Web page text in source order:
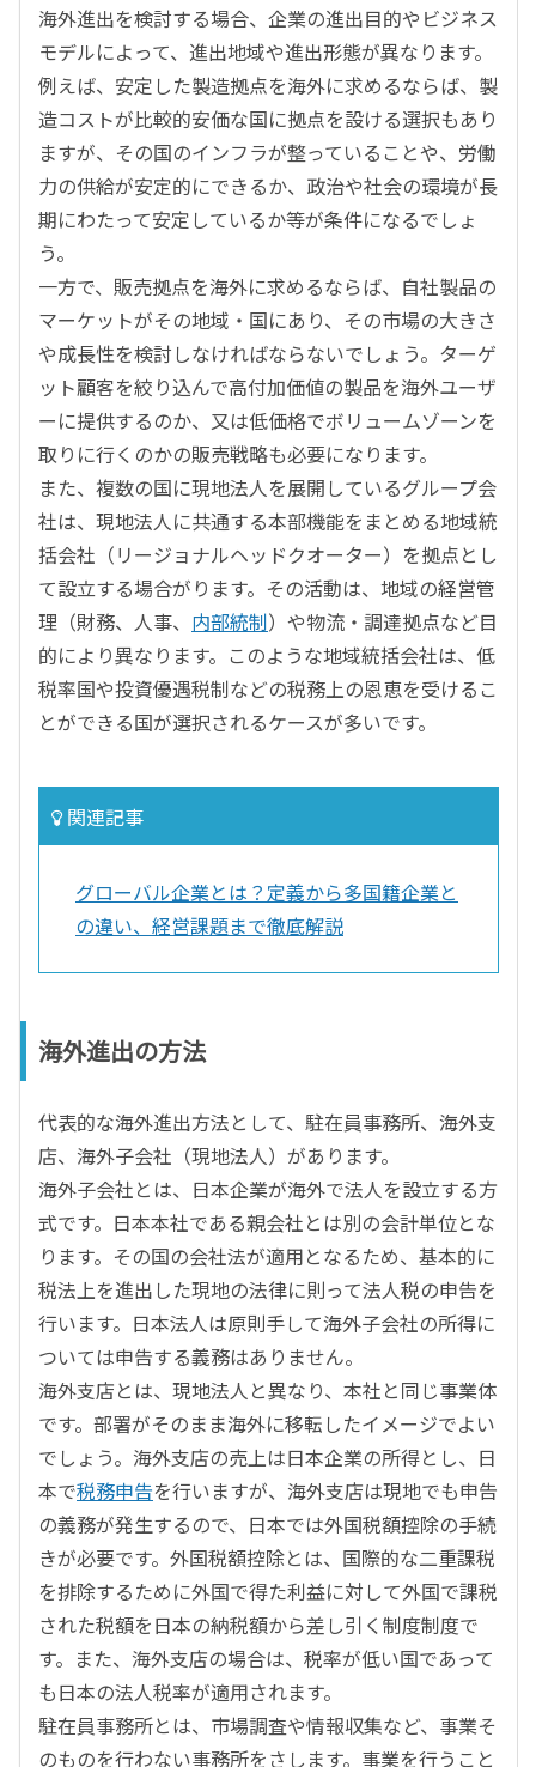
海外進出を検討する場合、企業の進出目的やビジネス
モデルによって、進出地域や進出形態が異なります。
例えば、安定した製造拠点を海外に求めるならば、製
造コストが比較的安価な国に拠点を設ける選択もあり
ますが、その国のインフラが整っていることや、労働
力の供給が安定的にできるか、政治や社会の環境が長
期にわたって安定しているか等が条件になるでしょ
う。
一方で、販売拠点を海外に求めるならば、自社製品の
マーケットがその地域・国にあり、その市場の大きさ
や成長性を検討しなければならないでしょう。ターゲ
ット顧客を絞り込んで高付加価値の製品を海外ユーザ
ーに提供するのか、又は低価格でボリュームゾーンを
取りに行くのかの販売戦略も必要になります。
また、複数の国に現地法人を展開しているグループ会
社は、現地法人に共通する本部機能をまとめる地域統
括会社（リージョナルヘッドクオーター）を拠点とし
て設立する場合がります。その活動は、地域の経営管
理（財務、人事、 内部統制）や物流・調達拠点など目
的により異なります。このような地域統括会社は、低
税率国や投資優遇税制などの税務上の恩恵を受けるこ
とができる国が選択されるケースが多いです。
関連記事
グローバル企業とは？定義から多国籍企業と
の違い、経営課題まで徹底解説
海外進出の方法
代表的な海外進出方法として、駐在員事務所、海外支
店、海外子会社（現地法人）があります。
海外子会社とは、日本企業が海外で法人を設立する方
式です。日本本社である親会社とは別の会計単位とな
ります。その国の会社法が適用となるため、基本的に
税法上を進出した現地の法律に則って法人税の申告を
行います。日本法人は原則手して海外子会社の所得に
ついては申告する義務はありません。
海外支店とは、現地法人と異なり、本社と同じ事業体
です。部署がそのまま海外に移転したイメージでよい
でしょう。海外支店の売上は日本企業の所得とし、日
本で税務申告を行いますが、海外支店は現地でも申告
の義務が発生するので、日本では外国税額控除の手続
きが必要です。外国税額控除とは、国際的な二重課税
を排除するために外国で得た利益に対して外国で課税
された税額を日本の納税額から差し引く制度制度で
す。また、海外支店の場合は、税率が低い国であって
も日本の法人税率が適用されます。
駐在員事務所とは、市場調査や情報収集など、事業そ
のものを行わない事務所をさします。事業を行うこと